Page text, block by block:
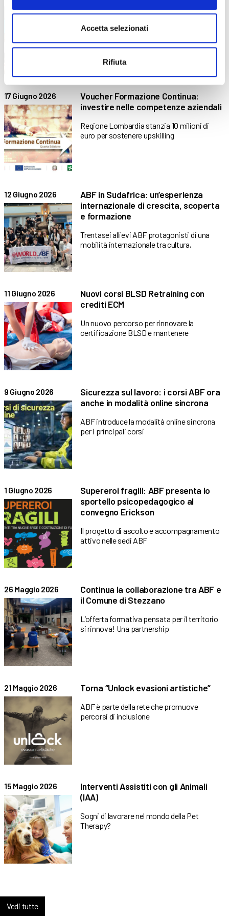
Accetta selezionati
Rifiuta
del progetto sul territorio
nuove possibilità formative e
17 Giugno 2026
Voucher Formazione Continua:
investire nelle competenze aziendali
Regione Lombardia stanzia 10 milioni di
euro per sostenere upskilling
12 Giugno 2026
ABF in Sudafrica: un’esperienza
internazionale di crescita, scoperta
e formazione
Trentasei allievi ABF protagonisti di una
mobilità internazionale tra cultura,
11 Giugno 2026
Nuovi corsi BLSD Retraining con
crediti ECM
Un nuovo percorso per rinnovare la
certificazione BLSD e mantenere
9 Giugno 2026
Sicurezza sul lavoro: i corsi ABF ora
anche in modalità online sincrona
ABF introduce la modalità online sincrona
per i principali corsi
1 Giugno 2026
Supereroi fragili: ABF presenta lo
sportello psicopedagogico al
convegno Erickson
Il progetto di ascolto e accompagnamento
attivo nelle sedi ABF
26 Maggio 2026
Continua la collaborazione tra ABF e
il Comune di Stezzano
L’offerta formativa pensata per il territorio
si rinnova! Una partnership
21 Maggio 2026 Torna “Unlock evasioni artistiche”
ABF è parte della rete che promuove
percorsi di inclusione
15 Maggio 2026
Interventi Assistiti con gli Animali
(IAA)
Sogni di lavorare nel mondo della Pet
Therapy?
Vedi tutte